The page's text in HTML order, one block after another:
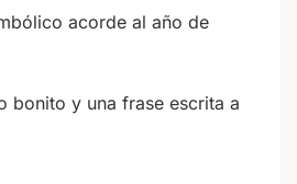
acorde al año de
bonito y una frase escrita a